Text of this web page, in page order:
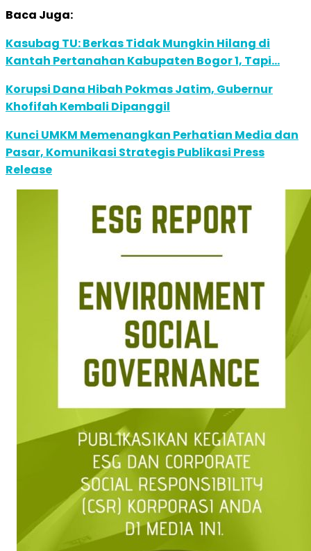
Baca Juga:
Kasubag TU: Berkas Tidak Mungkin Hilang di
Kantah Pertanahan Kabupaten Bogor 1, Tapi…
Korupsi Dana Hibah Pokmas Jatim, Gubernur
Khofifah Kembali Dipanggil
Kunci UMKM Memenangkan Perhatian Media dan
Pasar, Komunikasi Strategis Publikasi Press
Release